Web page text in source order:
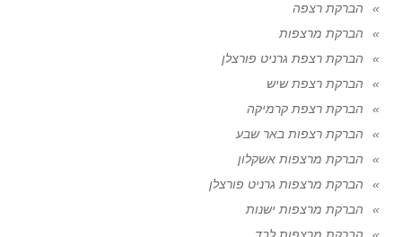
הברקת רצפה
הברקת מרצפות
הברקת רצפת גרניט פורצלן
הברקת רצפת שיש
הברקת רצפת קרמיקה
הברקת רצפות באר שבע
הברקת מרצפות אשקלון
הברקת מרצפות גרניט פורצלן
הברקת מרצפות ישנות